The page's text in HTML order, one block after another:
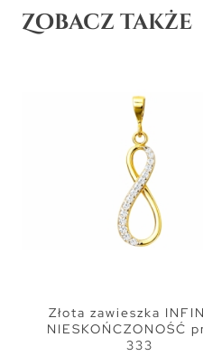
Zobacz także
Złota zawieszka
NIESKOŃCZONOŚĆ
333